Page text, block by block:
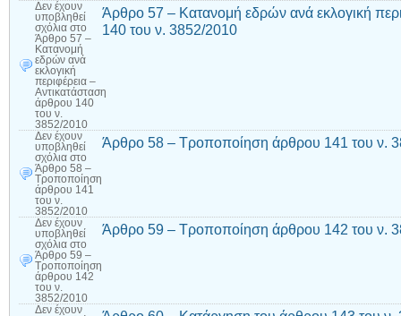
Δεν έχουν
υποβληθεί
σχόλια στο
Άρθρο 57 –
Κατανομή
εδρών ανά
εκλογική
περιφέρεια –
Αντικατάσταση
άρθρου 140
του ν.
3852/2010
Άρθρο 57 – Κατανομή εδρών ανά εκλογική
140 του ν. 3852/2010
Δεν έχουν
υποβληθεί
σχόλια στο
Άρθρο 58 –
Τροποποίηση
άρθρου 141
του ν.
3852/2010
Άρθρο 58 – Τροποποίηση άρθρου 141 του ν.
Δεν έχουν
υποβληθεί
σχόλια στο
Άρθρο 59 –
Τροποποίηση
άρθρου 142
του ν.
3852/2010
Άρθρο 59 – Τροποποίηση άρθρου 142 του ν.
Δεν έχουν